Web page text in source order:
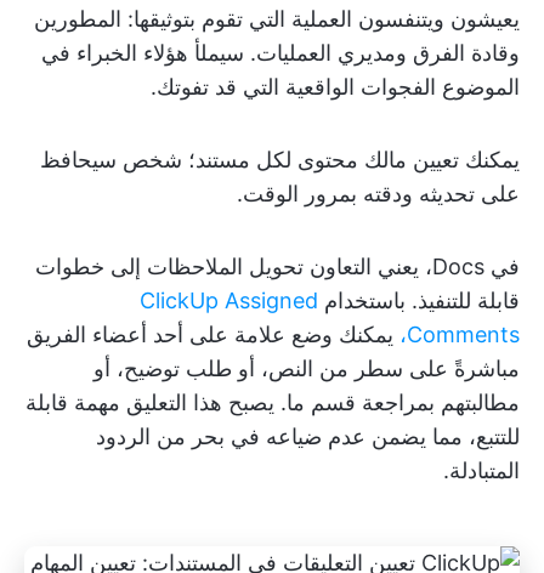
يعيشون ويتنفسون العملية التي تقوم بتوثيقها: المطورين
وقادة الفرق ومديري العمليات. سيملأ هؤلاء الخبراء في
الموضوع الفجوات الواقعية التي قد تفوتك.
يمكنك تعيين مالك محتوى لكل مستند؛ شخص سيحافظ
على تحديثه ودقته بمرور الوقت.
في Docs، يعني التعاون تحويل الملاحظات إلى خطوات
قابلة للتنفيذ. باستخدام ClickUp Assigned
Comments،
يمكنك وضع علامة على أحد أعضاء الفريق
مباشرةً على سطر من النص، أو طلب توضيح، أو
مطالبتهم بمراجعة قسم ما. يصبح هذا التعليق مهمة قابلة
للتتبع، مما يضمن عدم ضياعه في بحر من الردود
المتبادلة.